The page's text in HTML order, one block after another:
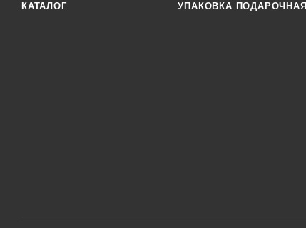
КАТАЛОГ УПАКОВКА ПОДАРОЧНАЯ